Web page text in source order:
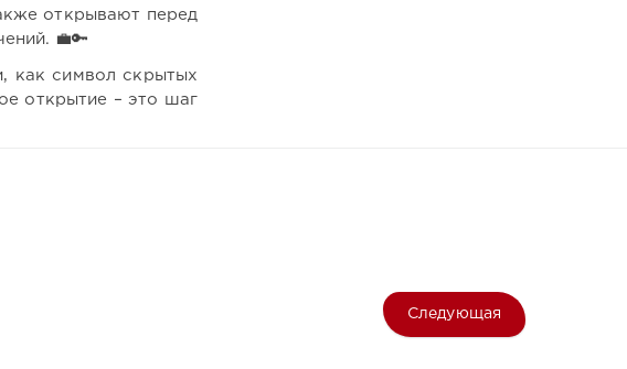
открывают перед
💼🔑
как символ скрытых
открытие – это шаг
Следующая